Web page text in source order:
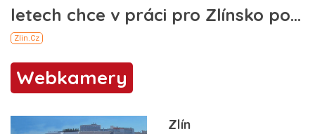
Webkamery
Zlín